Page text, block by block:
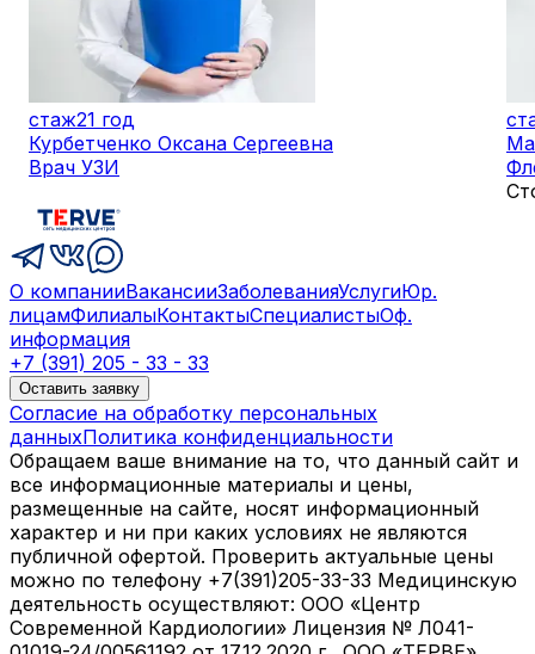
стаж21 год
Курбетченко Оксана Сергеевна
Врач УЗИ
О компанииВакансииЗаболеванияУслугиЮр.
лицамФилиалыКонтактыСпециалистыОф.
информация
+7 (391) 205 - 33 - 33
Оставить заявку
Согласие на обработку персональных
данныхПолитика конфиденциальности
Обращаем ваше внимание на то, что данный сайт и
все информационные материалы и цены,
размещенные на сайте, носят информационный
характер и ни при каких условиях не являются
публичной офертой. Проверить актуальные цены
можно по телефону +7(391)205-33-33 Медицинскую
деятельность осуществляют: ООО «Центр
Современной Кардиологии» Лицензия № Л041-